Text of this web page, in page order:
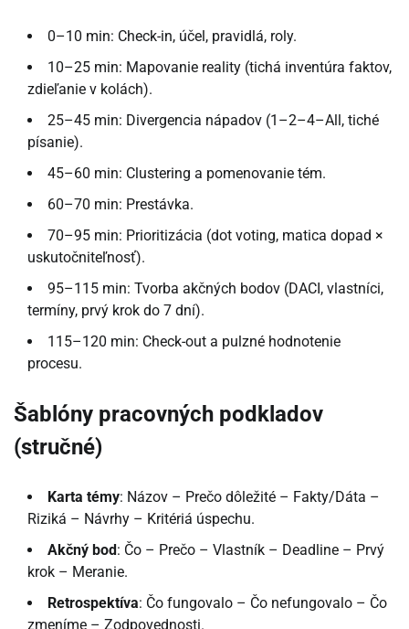
0–10 min: Check-in, účel, pravidlá, roly.
10–25 min: Mapovanie reality (tichá inventúra faktov,
zdieľanie v kolách).
25–45 min: Divergencia nápadov (1–2–4–All, tiché
písanie).
45–60 min: Clustering a pomenovanie tém.
60–70 min: Prestávka.
70–95 min: Prioritizácia (dot voting, matica dopad ×
uskutočniteľnosť).
95–115 min: Tvorba akčných bodov (DACI, vlastníci,
termíny, prvý krok do 7 dní).
115–120 min: Check-out a pulzné hodnotenie
procesu.
Šablóny pracovných podkladov
(stručné)
Karta témy: Názov – Prečo dôležité – Fakty/Dáta –
Riziká – Návrhy – Kritériá úspechu.
Akčný bod: Čo – Prečo – Vlastník – Deadline – Prvý
krok – Meranie.
Retrospektíva: Čo fungovalo – Čo nefungovalo – Čo
zmeníme – Zodpovednosti.